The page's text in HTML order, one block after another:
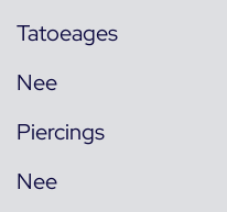
Tatoeages
Nee
Piercings
Nee